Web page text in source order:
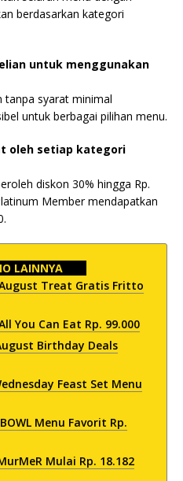
berdasarkan kategori
untuk menggunakan
tanpa syarat minimal
untuk berbagai pilihan menu.
oleh setiap kategori
diskon 30% hingga Rp.
Member mendapatkan
LAINNYA
Treat Gratis Fritto
You Can Eat Rp. 99.000
Birthday Deals
Feast Set Menu
Menu Favorit Rp.
Mulai Rp. 18.182